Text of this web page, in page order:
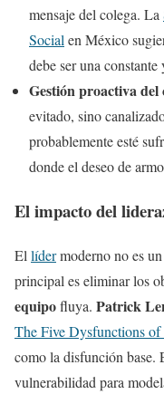
mensaje del colega. La
Socialen México
debe ser una
Gestión proactiva del
evitado, sino
probablemente esté
donde el deseo de
El impacto del
El lídermoderno no es
principal es eliminar los
equipofluya. Patrick
The Five Dysfunctions of
como la disfunción base.
vulnerabilidad para